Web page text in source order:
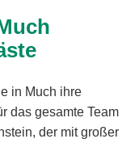
in Much ihre
das gesamte Team
der mit großer